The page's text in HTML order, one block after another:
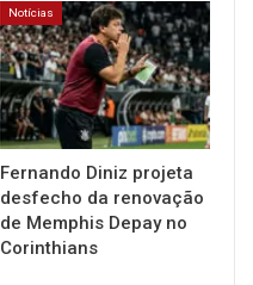
Notícias
Fernando Diniz projeta
desfecho da renovação
de Memphis Depay no
Corinthians